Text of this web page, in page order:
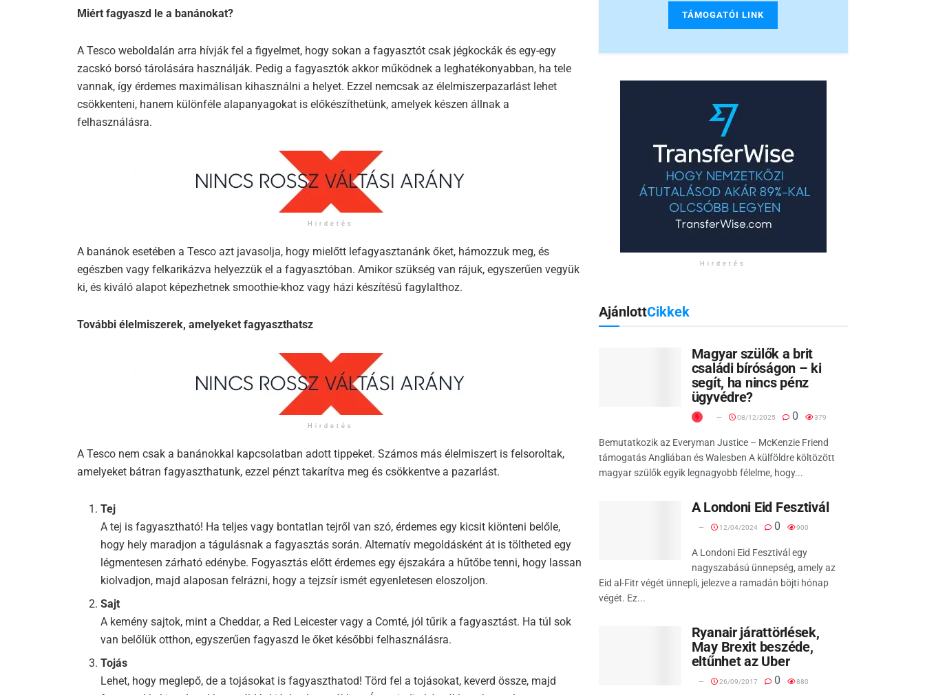
Miért fagyaszd le a banánokat?
A Tesco weboldalán arra hívják fel a figyelmet, hogy sokan a fagyasztót csak jégkockák és egy-egy
zacskó borsó tárolására használják. Pedig a fagyasztók akkor működnek a leghatékonyabban, ha tele
vannak, így érdemes maximálisan kihasználni a helyet. Ezzel nemcsak az élelmiszerpazarlást lehet
csökkenteni, hanem különféle alapanyagokat is előkészíthetünk, amelyek készen állnak a
felhasználásra.
Hirdetés
A banánok esetében a Tesco azt javasolja, hogy mielőtt lefagyasztanánk őket, hámozzuk meg, és
egészben vagy felkarikázva helyezzük el a fagyasztóban. Amikor szükség van rájuk, egyszerűen vegyük
ki, és kiváló alapot képezhetnek smoothie-khoz vagy házi készítésű fagylalthoz.
További élelmiszerek, amelyeket fagyaszthatsz
Hirdetés
A Tesco nem csak a banánokkal kapcsolatban adott tippeket. Számos más élelmiszert is felsoroltak,
amelyeket bátran fagyaszthatunk, ezzel pénzt takarítva meg és csökkentve a pazarlást.
Tej
A tej is fagyasztható! Ha teljes vagy bontatlan tejről van szó, érdemes egy kicsit kiönteni belőle,
hogy hely maradjon a tágulásnak a fagyasztás során. Alternatív megoldásként át is töltheted egy
légmentesen zárható edénybe. Fogyasztás előtt érdemes egy éjszakára a hűtőbe tenni, hogy lassan
kiolvadjon, majd alaposan felrázni, hogy a tejzsír ismét egyenletesen eloszoljon.
Sajt
A kemény sajtok, mint a Cheddar, a Red Leicester vagy a Comté, jól tűrik a fagyasztást. Ha túl sok
van belőlük otthon, egyszerűen fagyaszd le őket későbbi felhasználásra.
Tojás
Lehet, hogy meglepő, de a tojásokat is fagyaszthatod! Törd fel a tojásokat, keverd össze, majd
TÁMOGATÓI LINK
Hirdetés
AjánlottCikkek
Magyar szülők a brit
családi bíróságon – ki
segít, ha nincs pénz
ügyvédre?
08/12/2025 0 379
Bemutatkozik az Everyman Justice – McKenzie Friend
támogatás Angliában és Walesben A külföldre költözött
magyar szülők egyik legnagyobb félelme, hogy...
A Londoni Eid Fesztivál
12/04/2024 0 900
A Londoni Eid Fesztivál egy
nagyszabású ünnepség, amely az
Eid al-Fitr végét ünnepli, jelezve a ramadán böjti hónap
végét. Ez...
Ryanair járattörlések,
May Brexit beszéde,
eltűnhet az Uber
26/09/2017 0 880